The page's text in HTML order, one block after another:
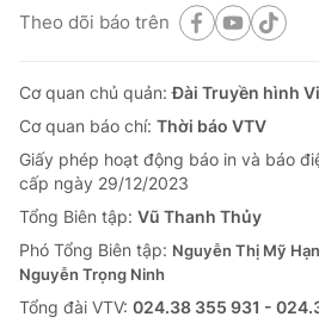
Theo dõi báo trên
Cơ quan chủ quản:Đài Truyền hình
Cơ quan báo chí: Thời báo VTV
Giấy phép hoạt động báo in và báo
cấp ngày 29/12/2023
Tổng Biên tập: Vũ Thanh Thủy
Phó Tổng Biên tập: Nguyễn Thị Mỹ
Nguyễn Trọng Ninh
Tổng đài VTV: 024.38 355 931 -